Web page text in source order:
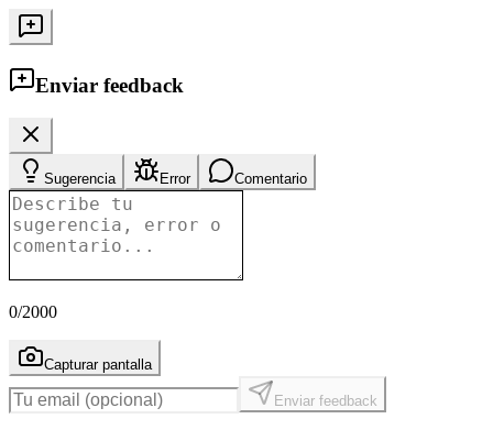
Enviar feedback
Sugerencia Error Comentario
0/2000
Capturar pantalla
Enviar feedback